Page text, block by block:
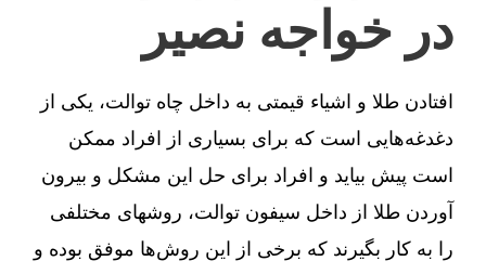
در خواجه نصیر
افتادن طلا و اشیاء قیمتی به داخل چاه توالت، یکی از
دغدغه‌هایی است که برای بسیاری از افراد ممکن
است پیش بیاید و افراد برای حل این مشکل و بیرون
آوردن طلا از داخل سیفون توالت، روشهای مختلفی
را به کار بگیرند که برخی از این روش‌ها موفق بوده و